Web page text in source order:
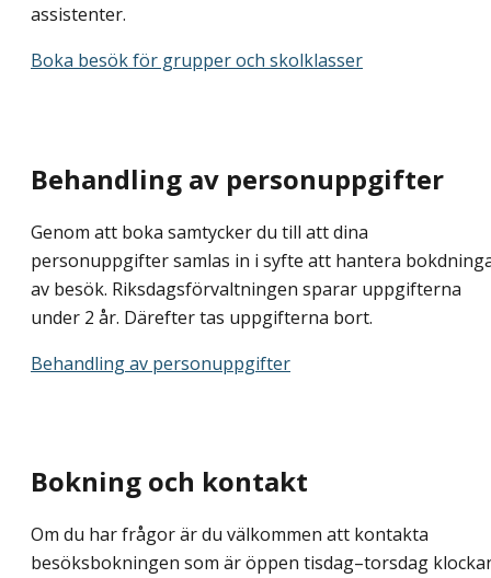
assistenter.
Boka besök för grupper och skolklasser
Behandling av personuppgifter
Genom att boka samtycker du till att dina
personuppgifter samlas in i syfte att hantera
av besök. Riksdagsförvaltningen sparar uppgifterna
under 2 år. Därefter tas uppgifterna bort.
Behandling av personuppgifter
Bokning och kontakt
Om du har frågor är du välkommen att kontakta
besöksbokningen som är öppen tisdag–torsdag